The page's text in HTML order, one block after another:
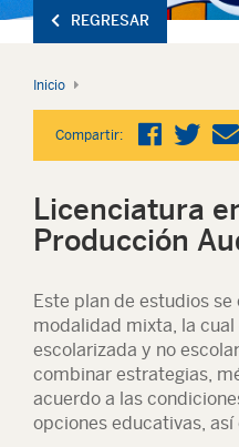
REGRESAR
Inicio
Compartir:
Licenciatura
Producción
Este plan de estudios
modalidad mixta, la
escolarizada y no
combinar estrategias,
acuerdo a las
opciones educativas,